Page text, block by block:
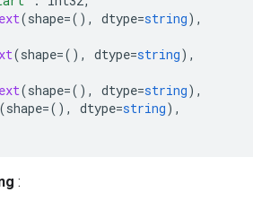
(shape=(), dtype=string),
(shape=(), dtype=string),
(shape=(), dtype=string),
(shape=(), dtype=string),
: